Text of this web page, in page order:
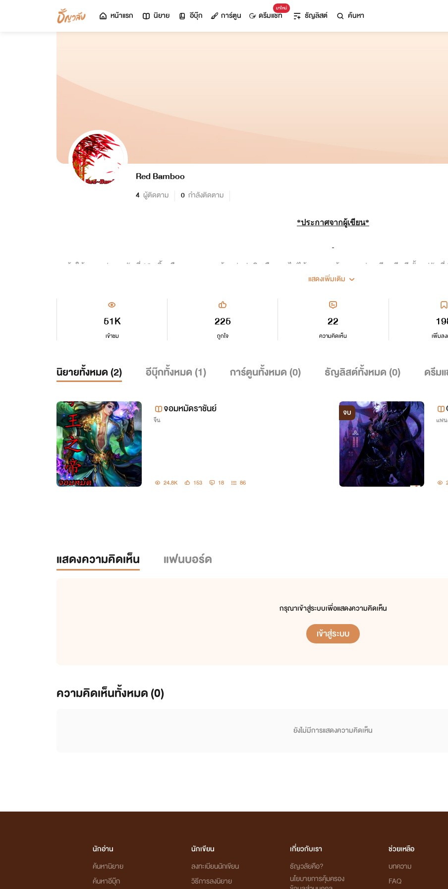
หน้าแรก นิยาย อีบุ๊ก การ์ตูน
มาใหม่
ดรีมแชท ธัญลิสต์ ค้นหา
Red Bamboo
4 ผู้ติดตาม 0 กำลังติดตาม
*ประกาศจากผู้เขียน*
แจ้งให้ทราบว่า ทุกวันที่ 16 - สิ้นเดือน จะลงงานช้ากว่าปกติ หรืออาจไม่ได้ลงเลย แล้วจะมาว่างเขียนอีกที ตั้งแต่วันที่
ว่างเขียน จึงประกาศมาให้ทราบโดยทั่วกัน ขอบคุณและขออภัยมา ณ ที่นี้ด้
แสดงเพิ่มเติม
51K
เข้าชม เพิ่มล
225
ถูกใจ
22
ความคิดเห็น
นิยายทั้งหมด (2) อีบุ๊กทั้งหมด (1) การ์ตูนทั้งหมด (0) ธัญลิสต์ทั้งหมด (0) ดรีม
จอมหมัดราชันย์
จีน
24.8K 153 18 86
จบ
แฟ
แสดงความคิดเห็น แฟนบอร์ด
กรุณาเข้าสู่ระบบเพื่อแสดงความคิดเห็น
เข้าสู่ระบบ
ความคิดเห็นทั้งหมด (0)
ยังไม่มีการแสดงความคิดเห็น
นักอ่าน
ค้นหานิยาย
ค้นหาอีบุ๊ก
นักเขียน
ลงทะเบียนนักเขียน
วิธีการลงนิยาย
เกี่ยวกับเรา
ธัญวลัยคือ?
นโยบายการคุ้มครอง
ช่วยเหลือ
บทความ
FAQ